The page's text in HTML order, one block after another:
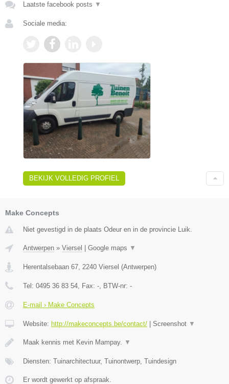
Laatste facebook posts ▼
Sociale media:
BEKIJK VOLLEDIG PROFIEL
Make Concepts
Niet gevestigd in de plaats Odeur en in de provincie Luik.
Antwerpen » Viersel | Google maps ▼
Herentalsebaan 67 2240 Viersel (Antwerpen)
Tel: 0495 36 83 54 , Fax: - , BTW-nr: -
E-mail › Make Concepts
Website: http://makeconcepts.be/contact/ | Screenshot ▼
Maak kennis met Kevin Mampay. ▼
Diensten: Tuinarchitectuur, Tuinontwerp, Tuindesign
Er wordt gewerkt op afspraak.